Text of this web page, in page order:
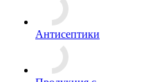
Антисептики